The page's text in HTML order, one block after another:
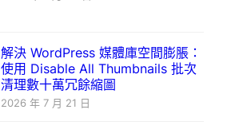
解決 WordPress 媒體庫空間膨脹：
使用 Disable All Thumbnails 批次
清理數十萬冗餘縮圖
2026 年 7 月 21 日